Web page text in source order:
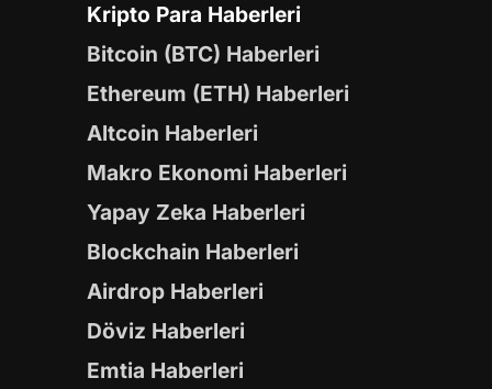
Kripto Para Haberleri
Bitcoin (BTC) Haberleri
Ethereum (ETH) Haberleri
Altcoin Haberleri
Makro Ekonomi Haberleri
Yapay Zeka Haberleri
Blockchain Haberleri
Airdrop Haberleri
Döviz Haberleri
Emtia Haberleri